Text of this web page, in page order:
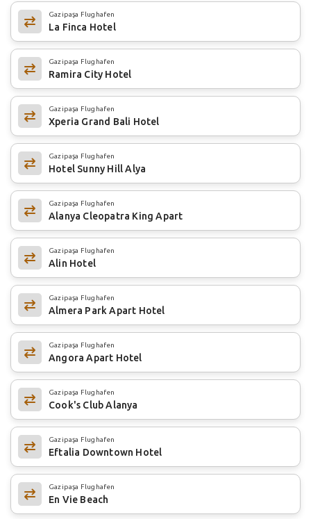
Gazipaşa Flughafen
La Finca Hotel
Gazipaşa Flughafen
Ramira City Hotel
Gazipaşa Flughafen
Xperia Grand Bali Hotel
Gazipaşa Flughafen
Hotel Sunny Hill Alya
Gazipaşa Flughafen
Alanya Cleopatra King Apart
Gazipaşa Flughafen
Alin Hotel
Gazipaşa Flughafen
Almera Park Apart Hotel
Gazipaşa Flughafen
Angora Apart Hotel
Gazipaşa Flughafen
Cook's Club Alanya
Gazipaşa Flughafen
Eftalia Downtown Hotel
Gazipaşa Flughafen
En Vie Beach